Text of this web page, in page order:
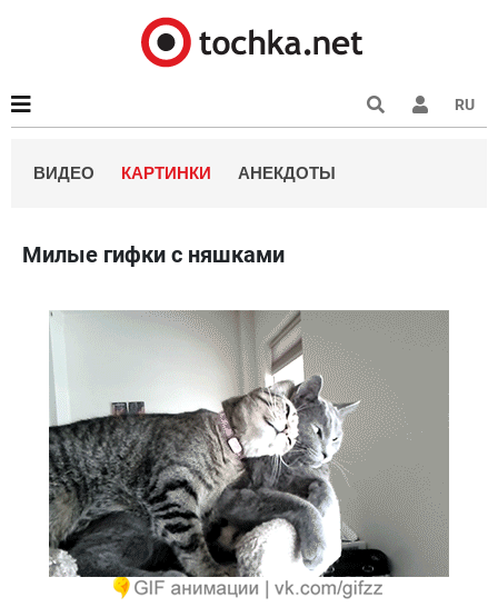
RU
ВИДЕО КАРТИНКИ АНЕКДОТЫ
Милые гифки с няшками